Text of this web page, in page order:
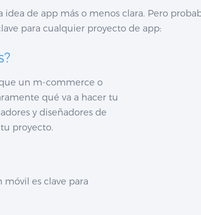
idea de app más o menos clara. Pero
para cualquier proyecto de app:
un m-commerce o
qué va a hacer tu
y diseñadores de
proyecto.
es clave para